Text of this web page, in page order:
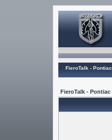
FieroTalk -
FieroTalk -